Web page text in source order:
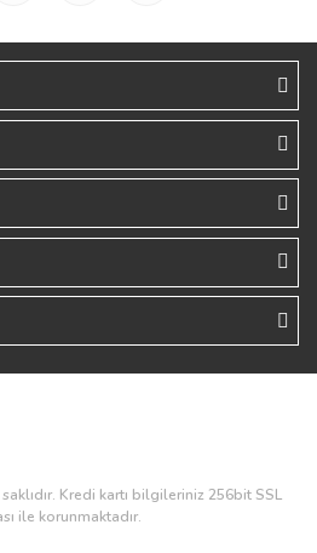
Kredi kartı bilgileriniz 256bit SSL
ile korunmaktadır.